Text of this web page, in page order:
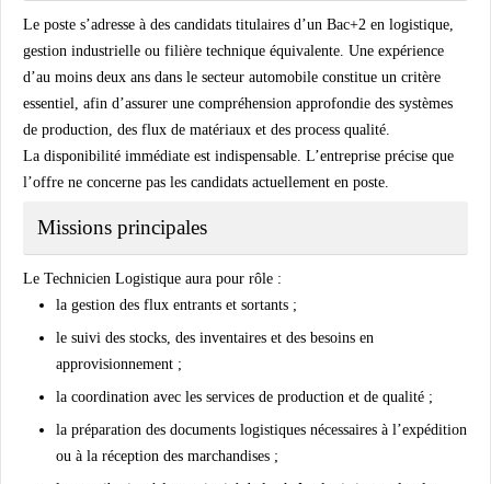
Le poste s’adresse à des candidats titulaires d’un Bac+2 en logistique,
gestion industrielle ou filière technique équivalente. Une expérience
d’au moins deux ans dans le secteur automobile constitue un critère
essentiel, afin d’assurer une compréhension approfondie des systèmes
de production, des flux de matériaux et des process qualité.
La disponibilité immédiate est indispensable. L’entreprise précise que
l’offre ne concerne pas les candidats actuellement en poste.
Missions principales
Le Technicien Logistique aura pour rôle :
la gestion des flux entrants et sortants ;
le suivi des stocks, des inventaires et des besoins en
approvisionnement ;
la coordination avec les services de production et de qualité ;
la préparation des documents logistiques nécessaires à l’expédition
ou à la réception des marchandises ;